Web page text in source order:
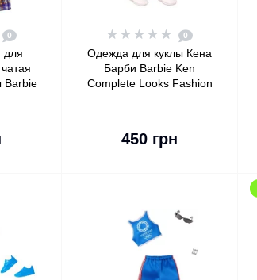
0
для
Barbie
0
Одежда для куклы Кена
Барби Barbie Ken
Complete Looks Fashion
450 грн